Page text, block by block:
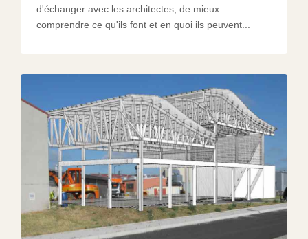
d'échanger avec les architectes, de mieux
comprendre ce qu'ils font et en quoi ils peuvent...